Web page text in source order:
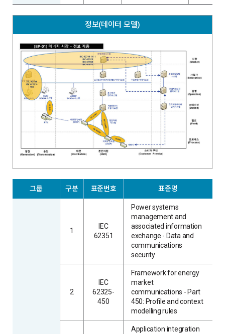
정보(데이터 모델)
그룹 구분 표준번호 표준명
1
IEC
62351
Power systems
management and
associated information
exchange - Data and
communications
security
2
IEC
62325-
450
Framework for energy
market
communications - Part
450: Profile and context
modelling rules
Application integration